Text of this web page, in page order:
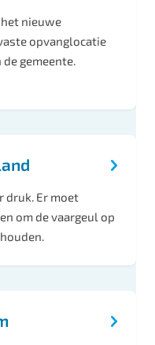
nieuwe
opvanglocatie
gemeente.
druk. Er moet
om de vaargeul op